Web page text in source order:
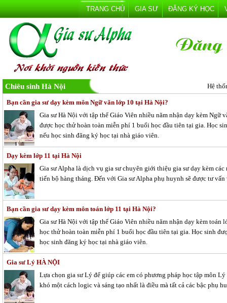
TRANG CHỦ GIA SƯ ĐĂNG KÝ HỌC
Chiêu sinh Hà Nội Hệ
Bạn cần gia sư dạy kèm môn Ngữ văn lớp 10 tại Hà Nội?
Gia sư Hà Nội với tập thể Giáo Viên nhiều năm nhận dạy kèm Ngữ
được học thử hoàn toàn miễn phí 1 buổi học đầu tiên tại gia. Học
nếu học sinh đăng ký học tại nhà giáo viên.
Dạy kèm lớp 11 tại Hà Nội
Gia sư Alpha là dịch vụ gia sư chuyên giới thiệu gia sư dạy kèm
tiến bộ hàng tháng. Đến với Gia sư Alpha phụ huynh sẽ được tư
Bạn cần gia sư dạy kèm môn toán lớp 11 tại Hà Nội?
Gia sư Hà Nội với tập thể Giáo Viên nhiều năm nhận dạy kèm toán
học thử hoàn toàn miễn phí 1 buổi học đầu tiên tại gia. Học sinh
học sinh đăng ký học tại nhà giáo viên.
Gia sư Lý HÀ NỘI
Lựa chọn gia sư Lý để giúp các em có phương pháp học tập môn
khó một cách logic và sáng tạo nhất là điều mà tất cả các bậc phụ